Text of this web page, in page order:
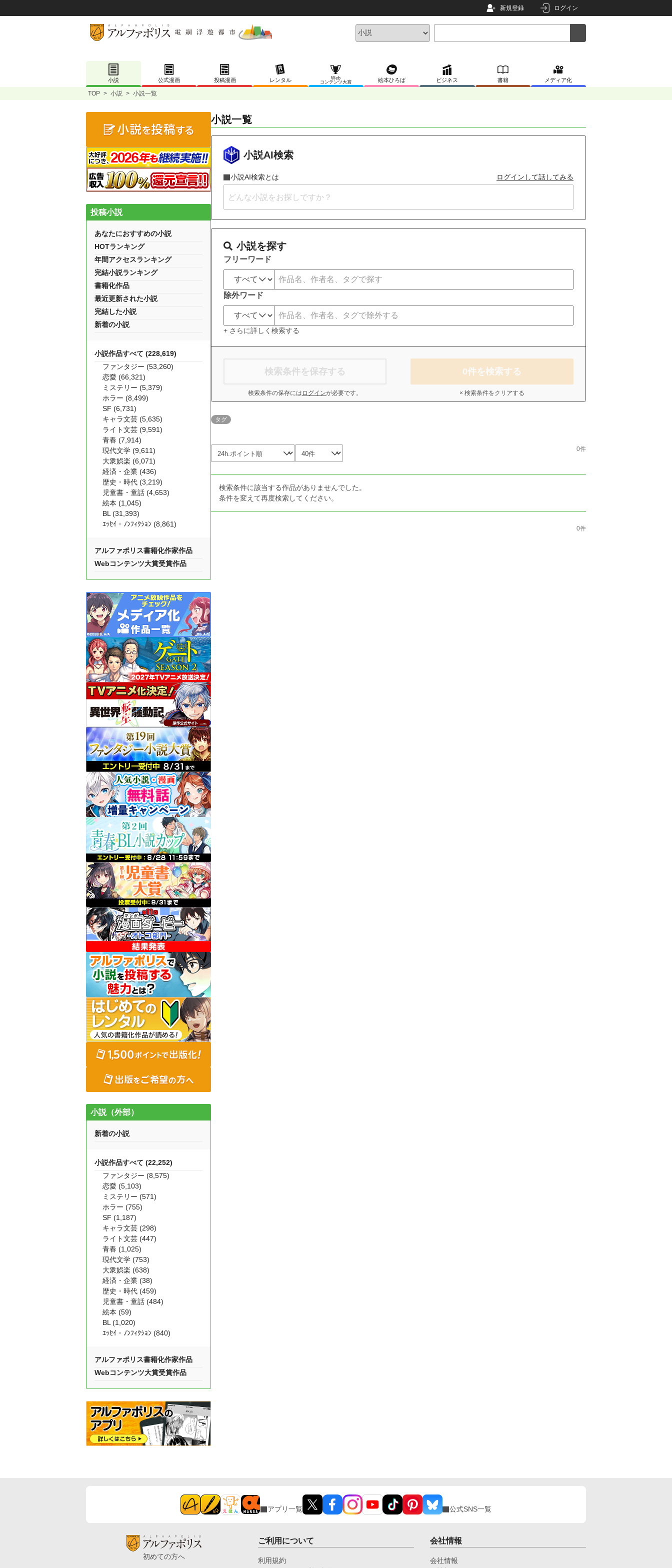
新規登録 ログイン
小説 公式漫画 投稿漫画 レンタル
Web
コンテンツ大賞
絵本ひろば ビジネス 書籍 メディア化
TOP > 小説 > 小説一覧
小説一覧
小説AI検索
小説AI検索とは ログインして話してみる
小説を探す
フリーワード
除外ワード
+ さらに詳しく検索する
検索条件を保存する
検索条件の保存には ログインが必要です。
0件を検索する
× 検索条件をクリアする
タグ
0件
検索条件に該当する作品がありませんでした。
条件を変えて再度検索してください。
0件
投稿小説
あなたにおすすめの小説
HOTランキング
年間アクセスランキング
完結小説ランキング
書籍化作品
最近更新された小説
完結した小説
新着の小説
小説作品すべて (228,619)
ファンタジー (53,260)
恋愛 (66,321)
ミステリー (5,379)
ホラー (8,499)
SF (6,731)
キャラ文芸 (5,635)
ライト文芸 (9,591)
青春 (7,914)
現代文学 (9,611)
大衆娯楽 (6,071)
経済・企業 (436)
歴史・時代 (3,219)
児童書・童話 (4,653)
絵本 (1,045)
BL (31,393)
ｴｯｾｲ・ﾉﾝﾌｨｸｼｮﾝ (8,861)
アルファポリス書籍化作家作品
Webコンテンツ大賞受賞作品
小説（外部）
新着の小説
小説作品すべて (22,252)
ファンタジー (8,575)
恋愛 (5,103)
ミステリー (571)
ホラー (755)
SF (1,187)
キャラ文芸 (298)
ライト文芸 (447)
青春 (1,025)
現代文学 (753)
大衆娯楽 (638)
経済・企業 (38)
歴史・時代 (459)
児童書・童話 (484)
絵本 (59)
BL (1,020)
ｴｯｾｲ・ﾉﾝﾌｨｸｼｮﾝ (840)
アルファポリス書籍化作家作品
Webコンテンツ大賞受賞作品
アプリ一覧 公式SNS一覧
初めての方へ
ご利用について
利用規約
会社情報
会社情報